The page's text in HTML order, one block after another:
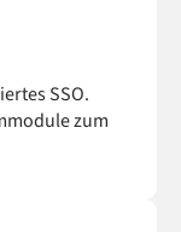
SSO.
zum